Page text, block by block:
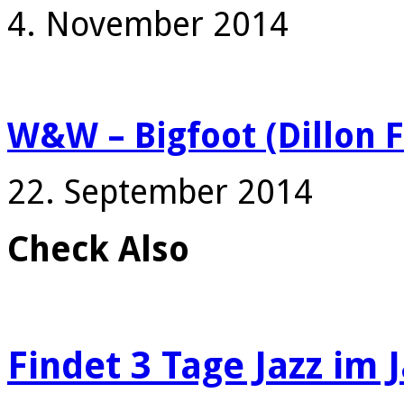
4. November 2014
W&W – Bigfoot (Dillon
22. September 2014
Check Also
Findet 3 Tage Jazz im